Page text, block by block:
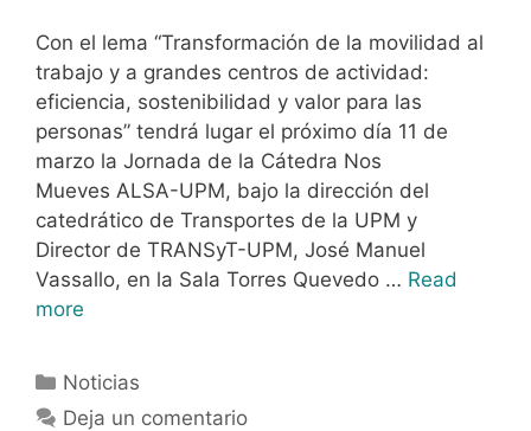
Con el lema “Transformación de la movilidad al
trabajo y a grandes centros de actividad:
eficiencia, sostenibilidad y valor para las
personas” tendrá lugar el próximo día 11 de
marzo la Jornada de la Cátedra Nos
Mueves ALSA-UPM, bajo la dirección del
catedrático de Transportes de la UPM y
Director de TRANSyT-UPM, José Manuel
Vassallo, en la Sala Torres Quevedo … Read
more
Noticias
Deja un comentario